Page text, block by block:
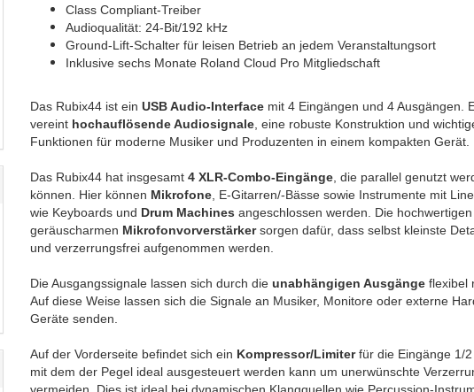
Class Compliant-Treiber
Audioqualität: 24-Bit/192 kHz
Ground-Lift-Schalter für leisen Betrieb an jedem Veranstaltungsort
Inklusive sechs Monate Roland Cloud Pro Mitgliedschaft
Das Rubix44 ist ein USB Audio-Interfacemit 4 Eingängen und 4 Ausgängen.
vereinthochauflösende Audiosignale, eine robuste Konstruktion und
Funktionen für moderne Musiker und Produzenten in einem kompakten Gerät.
Das Rubix44 hat insgesamt4 XLR-Combo-Eingänge, die parallel genutzt
können. Hier können Mikrofone, E-Gitarren/-Bässe sowie Instrumente mit
wie Keyboards und Drum Machines angeschlossen werden. Die
geräuscharmen Mikrofonvorverstärkersorgen dafür, dass selbst kleinste
und verzerrungsfrei aufgenommen werden.
Die Ausgangssignale lassen sich durch die unabhängigen Ausgängeflexibel
Auf diese Weise lassen sich die Signale an Musiker, Monitore oder externe
Geräte senden.
Auf der Vorderseite befindet sich ein Kompressor/Limiterfür die Eingänge 1/
mit dem der Pegel ideal ausgesteuert werden kann um unerwünschte